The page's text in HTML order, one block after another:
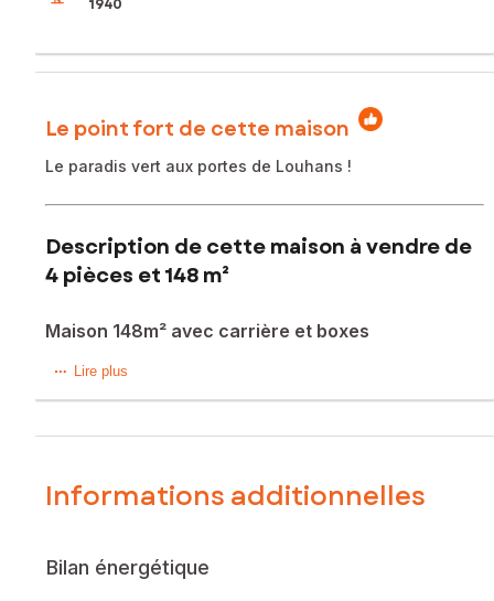
1940
Le point fort de cette maison
Le paradis vert aux portes de Louhans !
Description de cette maison à vendre de
4 pièces et 148 m²
Maison 148m² avec carrière et boxes
Vous rêvez d'espace, de calme et d'avoir vos chevaux à la
verdoyant et paisible, est une opportunité rare sur le
Les points forts qui font la différence :
l'usage.
Lire plus
Informations additionnelles
Bilan énergétique